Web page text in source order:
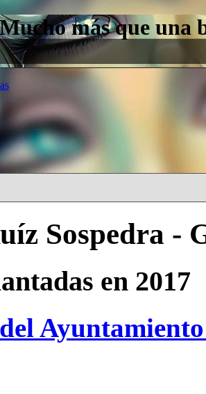
más que una
Sospedra -
en 2017